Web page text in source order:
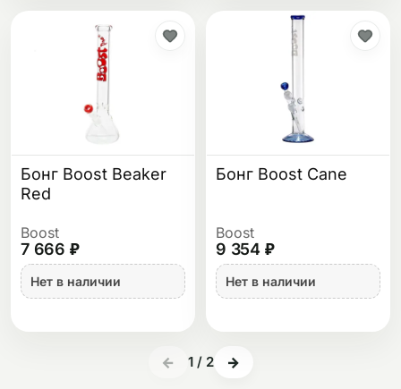
Бонг Boost Beaker
Red
Boost
7 666 ₽
Нет в наличии
Бонг Boost Cane
Boost
9 354 ₽
Нет в наличии
← 1/ 2 →